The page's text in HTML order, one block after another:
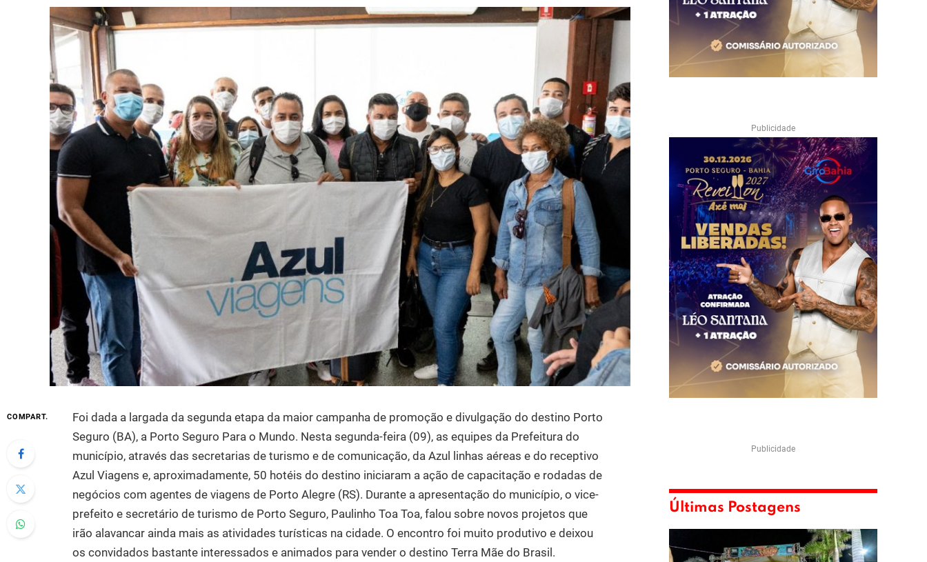
COMPART.
Foi dada a largada da segunda etapa da maior campanha de promoção e divulgação do destino Porto
Seguro (BA), a Porto Seguro Para o Mundo. Nesta segunda-feira (09), as equipes da Prefeitura do
município, através das secretarias de turismo e de comunicação, da Azul linhas aéreas e do receptivo
Azul Viagens e, aproximadamente, 50 hotéis do destino iniciaram a ação de capacitação e rodadas de
negócios com agentes de viagens de Porto Alegre (RS). Durante a apresentação do município, o vice-
prefeito e secretário de turismo de Porto Seguro, Paulinho Toa Toa, falou sobre novos projetos que
irão alavancar ainda mais as atividades turísticas na cidade. O encontro foi muito produtivo e deixou
os convidados bastante interessados e animados para vender o destino Terra Mãe do Brasil.
Publicidade
Publicidade
Últimas Postagens